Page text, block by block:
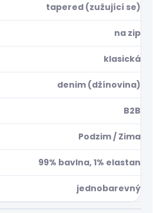
tapered (zužující se)
na zip
klasická
denim (džínovina)
B2B
Podzim / Zima
99% bavlna, 1% elastan
jednobarevný